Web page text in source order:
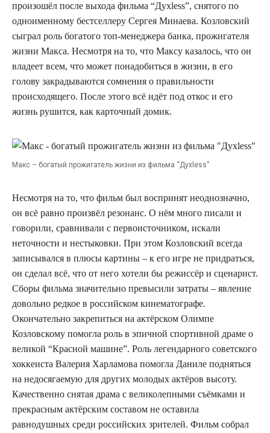
произошёл после выхода фильма “Духless”, снятого по
одноименному бестселлеру Сергея Минаева. Козловский
сыграл роль богатого топ-менеджера банка, прожигателя
жизни Макса. Несмотря на то, что Максу казалось, что он
владеет всем, что может понадобиться в жизни, в его
голову закрадываются сомнения о правильности
происходящего. После этого всё идёт под откос и его
жизнь рушится, как карточный домик.
Макс – богатый прожигатель жизни из фильма “Духless”
Несмотря на то, что фильм был воспринят неоднозначно,
он всё равно произвёл резонанс. О нём много писали и
говорили, сравнивали с первоисточником, искали
неточности и нестыковки. При этом Козловский всегда
записывался в плюсы картины – к его игре не придраться,
он сделал всё, что от него хотели бы режиссёр и сценарист.
Сборы фильма значительно превысили затраты – явление
довольно редкое в российском кинематографе.
Окончательно закрепиться на актёрском Олимпе
Козловскому помогла роль в эпичной спортивной драме о
великой “Красной машине”. Роль легендарного советского
хоккеиста Валерия Харламова помогла Даниле подняться
на недосягаемую для других молодых актёров высоту.
Качественно снятая драма с великолепными съёмками и
прекрасным актёрским составом не оставила
равнодушных среди российских зрителей. Фильм собрал